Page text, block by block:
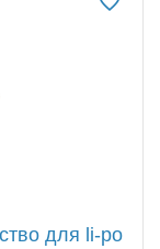
для li-po